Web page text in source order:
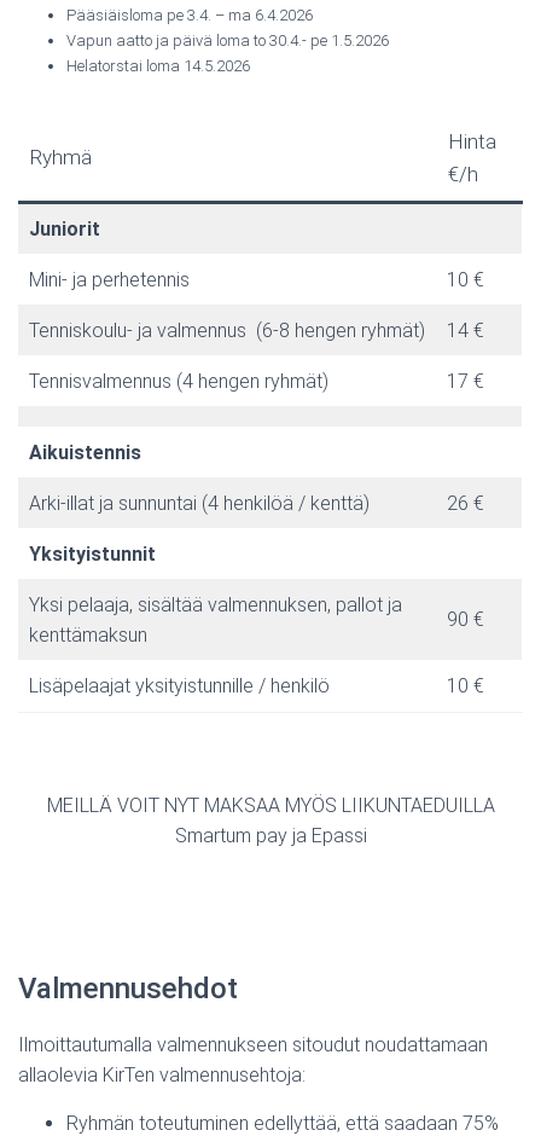
Pääsiäisloma pe 3.4. – ma 6.4.2026
Vapun aatto ja päivä loma to 30.4.- pe 1.5.2026
Helatorstai loma 14.5.2026
Ryhmä
Hinta
€/h
Juniorit
Mini- ja perhetennis 10 €
Tenniskoulu- ja valmennus (6-8 hengen ryhmät) 14 €
Tennisvalmennus (4 hengen ryhmät) 17 €
Aikuistennis
Arki-illat ja sunnuntai (4 henkilöä / kenttä) 26 €
Yksityistunnit
Yksi pelaaja, sisältää valmennuksen, pallot ja
kenttämaksun
90 €
Lisäpelaajat yksityistunnille / henkilö 10 €
MEILLÄ VOIT NYT MAKSAA MYÖS LIIKUNTAEDUILLA
Smartum pay ja Epassi
Valmennusehdot
Ilmoittautumalla valmennukseen sitoudut noudattamaan
allaolevia KirTen valmennusehtoja:
Ryhmän toteutuminen edellyttää, että saadaan 75%